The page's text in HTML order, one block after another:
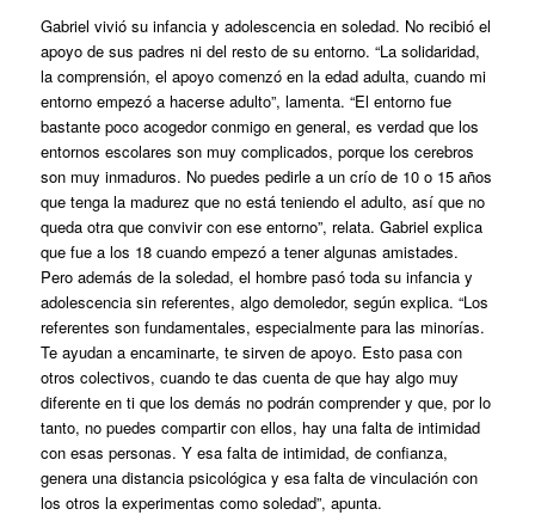
Gabriel vivió su infancia y adolescencia en soledad. No recibió el
apoyo de sus padres ni del resto de su entorno. “La solidaridad,
la comprensión, el apoyo comenzó en la edad adulta, cuando mi
entorno empezó a hacerse adulto”, lamenta. “El entorno fue
bastante poco acogedor conmigo en general, es verdad que los
entornos escolares son muy complicados, porque los cerebros
son muy inmaduros. No puedes pedirle a un crío de 10 o 15 años
que tenga la madurez que no está teniendo el adulto, así que no
queda otra que convivir con ese entorno”, relata. Gabriel explica
que fue a los 18 cuando empezó a tener algunas amistades.
Pero además de la soledad, el hombre pasó toda su infancia y
adolescencia sin referentes, algo demoledor, según explica. “Los
referentes son fundamentales, especialmente para las minorías.
Te ayudan a encaminarte, te sirven de apoyo. Esto pasa con
otros colectivos, cuando te das cuenta de que hay algo muy
diferente en ti que los demás no podrán comprender y que, por lo
tanto, no puedes compartir con ellos, hay una falta de intimidad
con esas personas. Y esa falta de intimidad, de confianza,
genera una distancia psicológica y esa falta de vinculación con
los otros la experimentas como soledad”, apunta.